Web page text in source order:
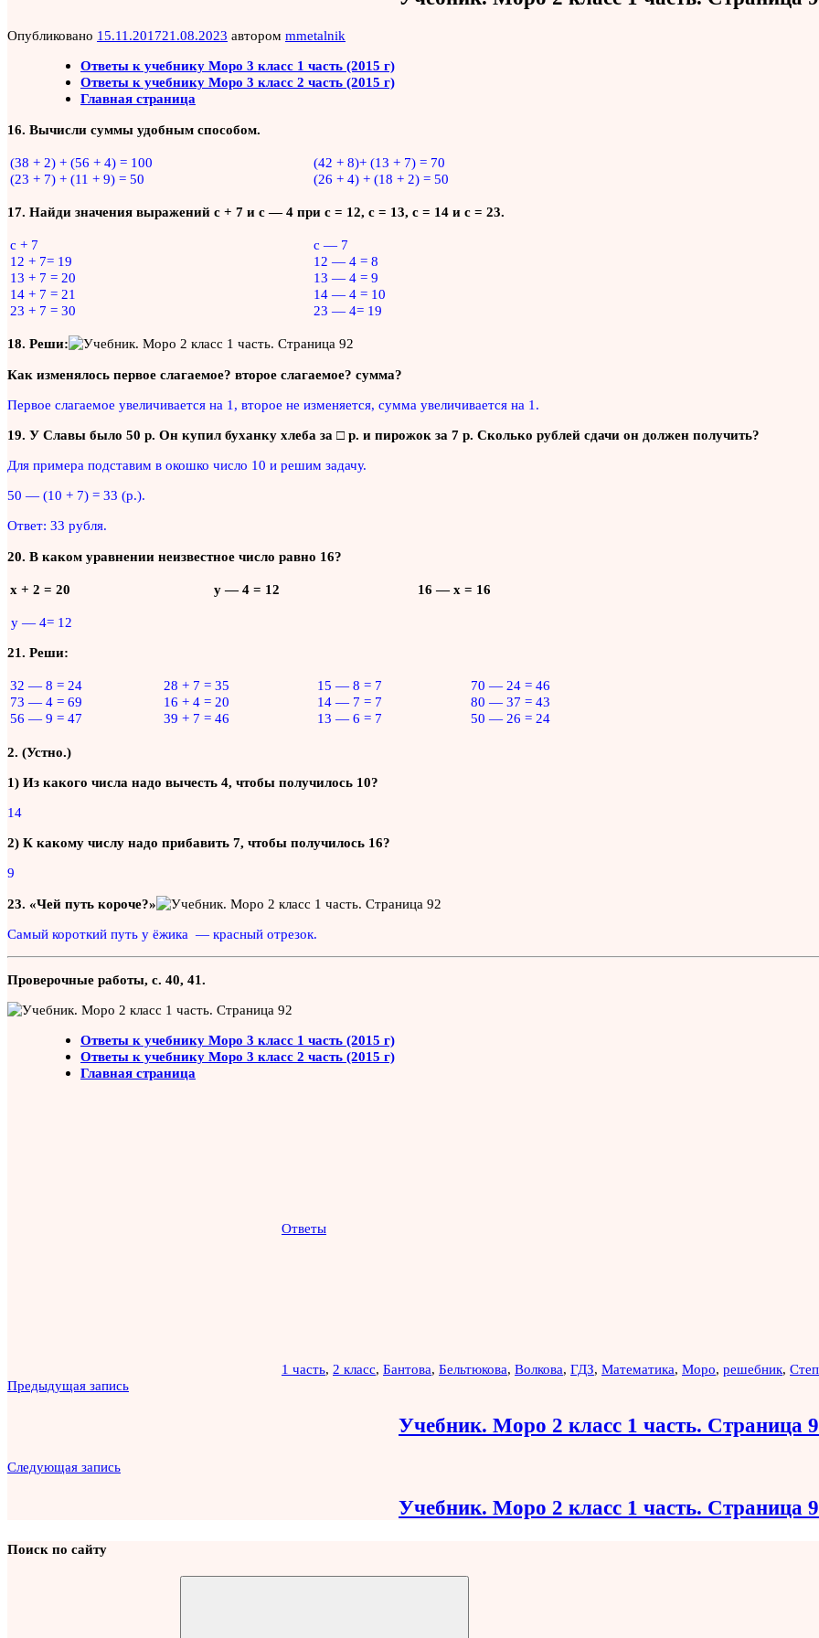
Опубликовано 15.11.201721.08.2023 автором mmetalnik
Ответы к учебнику Моро 3 класс 1 часть (2015 г)
Ответы к учебнику Моро 3 класс 2 часть (2015 г)
Главная страница
16. Вычисли суммы удобным способом.
(38 + 2) + (56 + 4) = 100
(23 + 7) + (11 + 9) = 50
(42 + 8)+ (13 + 7) = 70
(26 + 4) + (18 + 2) = 50
17. Найди значения выражений с + 7 и с — 4 при с = 12, с = 13, с = 14 и с = 23.
с + 7
12 + 7= 19
13 + 7 = 20
14 + 7 = 21
23 + 7 = 30
с — 7
12 — 4 = 8
13 — 4 = 9
14 — 4 = 10
23 — 4= 19
18. Реши:
Как изменялось первое слагаемое? второе слагаемое? сумма?
Первое слагаемое увеличивается на 1, второе не изменяется, сумма увеличивается на 1.
19. У Славы было 50 р. Он купил буханку хлеба за □ р. и пирожок за 7 р. Сколько рублей сдачи он должен получить?
Для примера подставим в окошко число 10 и решим задачу.
50 — (10 + 7) = 33 (р.).
Ответ: 33 рубля.
20. В каком уравнении неизвестное число равно 16?
х + 2 = 20 у — 4 = 12 16 — х = 16
у — 4= 12
21. Реши:
32 — 8 = 24
73 — 4 = 69
56 — 9 = 47
28 + 7 = 35
16 + 4 = 20
39 + 7 = 46
15 — 8 = 7
14 — 7 = 7
13 — 6 = 7
70 — 24 = 46
80 — 37 = 43
50 — 26 = 24
2. (Устно.)
1) Из какого числа надо вычесть 4, чтобы получилось 10?
14
2) К какому числу надо прибавить 7, чтобы получилось 16?
9
23. «Чей путь короче?»
Самый короткий путь у ёжика — красный отрезок.
Проверочные работы, с. 40, 41.
Ответы к учебнику Моро 3 класс 1 часть (2015 г)
Ответы к учебнику Моро 3 класс 2 часть (2015 г)
Главная страница
Ответы
1 часть, 2 класс, Бантова, Бельтюкова, Волкова, ГДЗ, Математика, Моро, решебник,
Навигация
Предыдущая запись
Учебник. Моро 2 класс 1 часть. Страница
Следующая запись
Учебник. Моро 2 класс 1 часть. Страница
Поиск по сайту